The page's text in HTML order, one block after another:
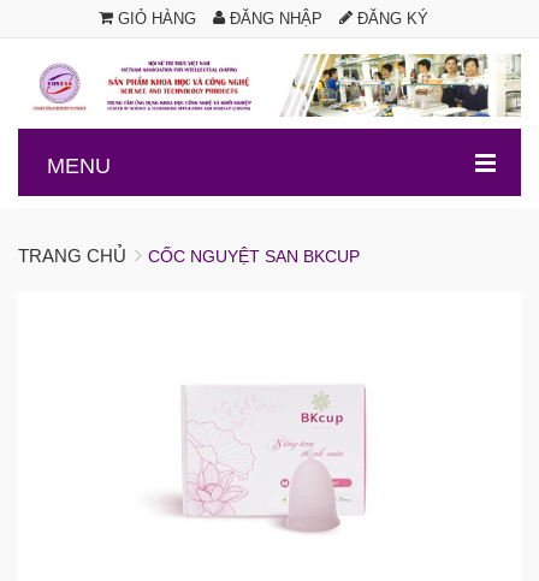
GIỎ HÀNG ĐĂNG NHẬP ĐĂNG KÝ
.
MENU
TRANG CHỦ CỐC NGUYỆT SAN BKCUP